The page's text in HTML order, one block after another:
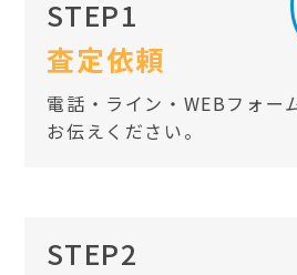
STEP1
査定依頼
電話・ライン・WEBフォー
お伝えください。
STEP2